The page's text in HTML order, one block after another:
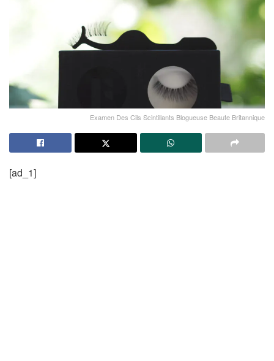
Examen Des Cils Scintillants Blogueuse Beaute Britannique
[ad_1]